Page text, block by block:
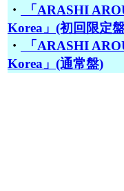
・
「ARASHI
Korea」(初回限定
・
「ARASHI
Korea」(通常盤)